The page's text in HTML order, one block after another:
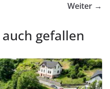
Weiter →
gefallen